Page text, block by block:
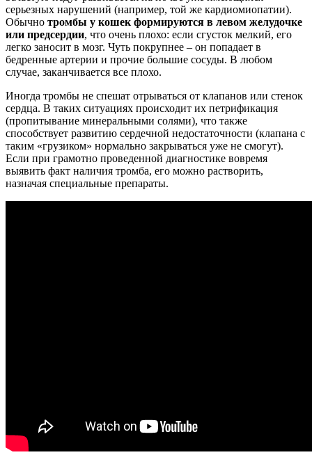
серьезных нарушений (например, той же кардиомиопатии).
Обычно тромбы у кошек формируются в левом желудочке
или предсердии, что очень плохо: если сгусток мелкий, его
легко заносит в мозг. Чуть покрупнее – он попадает в
бедренные артерии и прочие большие сосуды. В любом
случае, заканчивается все плохо.
Иногда тромбы не спешат отрываться от клапанов или стенок
сердца. В таких ситуациях происходит их петрификация
(пропитывание минеральными солями), что также
способствует развитию сердечной недостаточности (клапана с
таким «грузиком» нормально закрываться уже не смогут).
Если при грамотно проведенной диагностике вовремя
выявить факт наличия тромба, его можно растворить,
назначая специальные препараты.